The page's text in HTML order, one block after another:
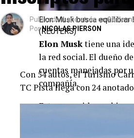
Elon Musk busca equilibrar
(REUTERS)
Elon Musktiene una
la red social. El dueño
cuentas manejadas por
compañía.
Esta nueva idea se hizo
Publicado 1 año atrás en26 de
PorNICOLAS PIERSON
Con 54 autos, el Turismo
TC Pista llega con 24